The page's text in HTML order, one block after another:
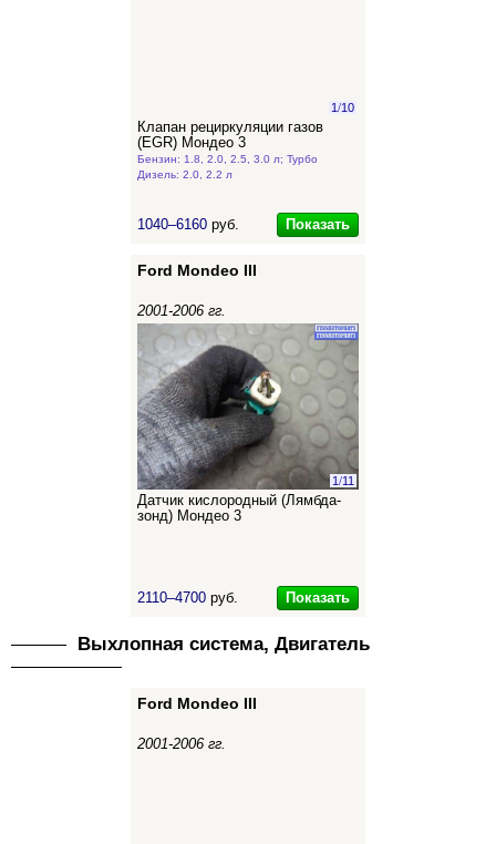
1/10
Клапан рециркуляции газов
(EGR) Мондео 3
Бензин: 1.8, 2.0, 2.5, 3.0 л; Турбо
Дизель: 2.0, 2.2 л
1040–6160 руб. Показать
Ford Mondeo III
2001-2006 гг.
1/11
Датчик кислородный (Лямбда-
зонд) Мондео 3
2110–4700 руб. Показать
Выхлопная система, Двигатель
Ford Mondeo III
2001-2006 гг.